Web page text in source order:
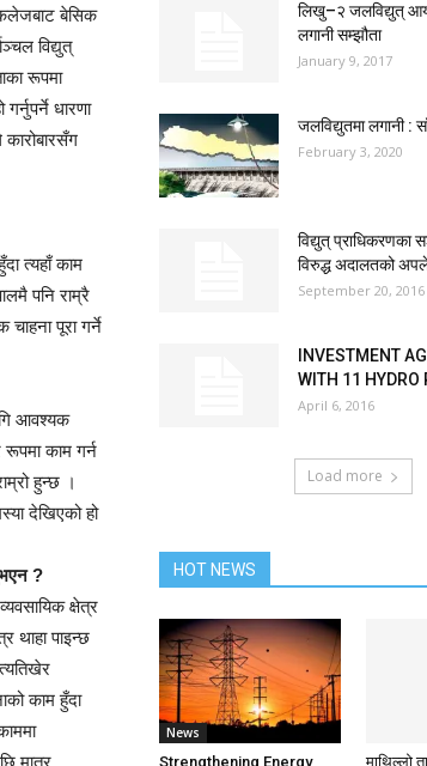
कलेजबाट बेसिक
विद्युत्
रूपमा
धारणा
त्यहाँ काम
पनि राम्रै
पूरा गर्ने
आवश्यक
काम गर्न
हुन्छ ।
देखिएको हो
?
क्षेत्र
थाहा पाइन्छ
काम हुँदा
मात्र
लिखु–२ जलविद्युत्
लगानी सम्झौता
January 9, 2017
जलविद्युतमा लगानी :
February 3, 2020
विद्युत् प्राधिकरणका
विरुद्ध अदालतको
September 20, 2016
INVESTMENT
WITH 11 HYDRO
April 6, 2016
Load more
HOT NEWS
News
Strengthening Energy
माथिल्लो